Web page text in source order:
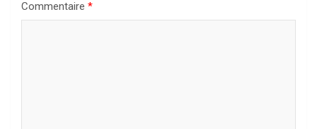
Commentaire *